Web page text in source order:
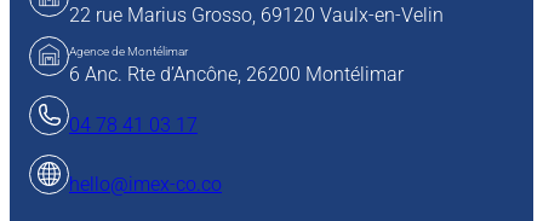
22 rue Marius Grosso, 69120 Vaulx-en-Velin
Agence de Montélimar
6 Anc. Rte d’Ancône, 26200 Montélimar
04 78 41 03 17
hello@imex-co.co